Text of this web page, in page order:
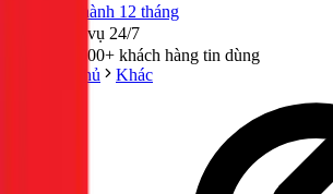
Bảo hành 12 tháng
Phục vụ 24/7
300,000+ khách hàng tin dùng
Trang chủ
Khác